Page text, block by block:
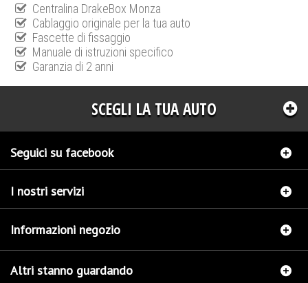
Centralina DrakeBox Monza
Cablaggio originale per la tua auto
Fascette di fissaggio
Manuale di istruzioni specifico
Garanzia di 2 anni
SCEGLI LA TUA AUTO
Seguici su facebook
I nostri servizi
Informazioni negozio
Altri stanno guardando